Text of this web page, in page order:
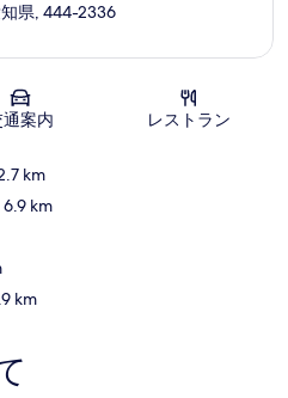
地図
県, 444-2336
案内 レストラン
km
km
km